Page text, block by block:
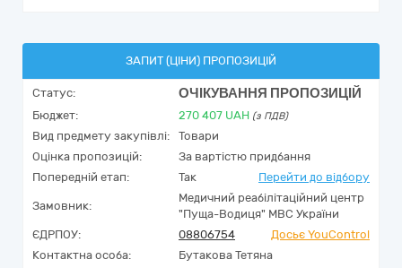
ЗАПИТ (ЦІНИ) ПРОПОЗИЦІЙ
Статус: ОЧІКУВАННЯ ПРОПОЗИЦІЙ
Бюджет: 270 407 UAH (з ПДВ)
Вид предмету закупівлі:
Товари
Оцінка пропозицій:
За вартістю придбання
Попередній етап:
Так Перейти до відбору
Замовник:
Медичний реабілітаційний центр
"Пуща-Водиця" МВС України
ЄДРПОУ:
08806754
Досьє YouControl
Контактна особа:
Бутакова Тетяна